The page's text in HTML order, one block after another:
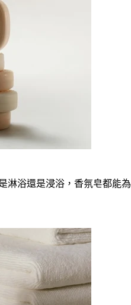
淋浴還是浸浴，香氛皂都能為